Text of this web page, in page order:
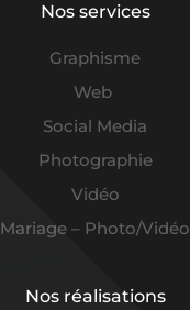
Nos services
Graphisme
Web
Social Media
Photographie
Vidéo
Mariage – Photo/Vidéo
Nos réalisations